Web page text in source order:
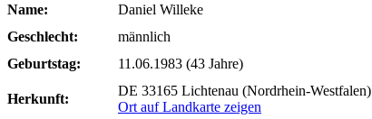
Name:
Daniel Willeke
Geschlecht:
männlich
Geburtstag:
11.06.1983 (43 Jahre)
Herkunft:
DE 33165 Lichtenau (Nordrhein-Westfalen)
Ort auf Landkarte zeigen